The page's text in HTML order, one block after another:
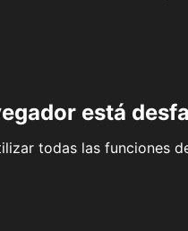
está
todas las funciones